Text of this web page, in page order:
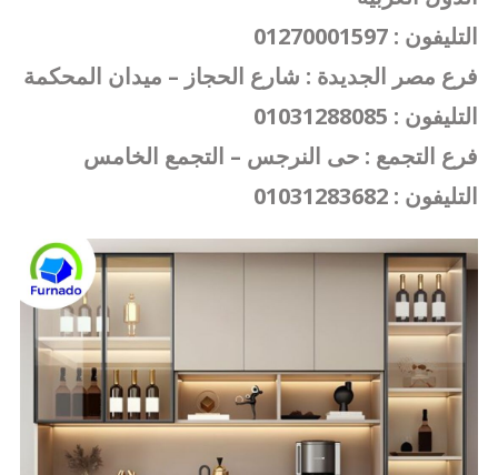
التليفون : 01270001597
فرع مصر الجديدة : شارع الحجاز – ميدان المحكمة
التليفون : 01031288085
فرع التجمع : حى النرجس – التجمع الخامس
التليفون : 01031283682